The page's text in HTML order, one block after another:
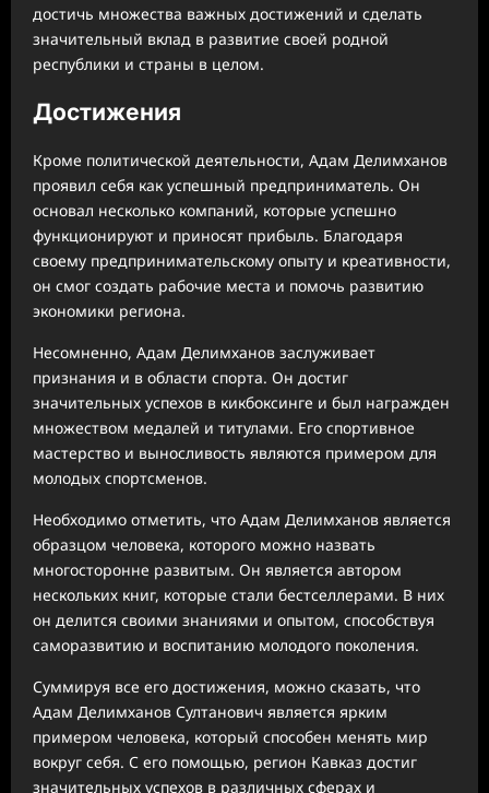
достичь множества важных достижений и сделать
значительный вклад в развитие своей родной
республики и страны в целом.
Достижения
Кроме политической деятельности, Адам Делимханов
проявил себя как успешный предприниматель. Он
основал несколько компаний, которые успешно
функционируют и приносят прибыль. Благодаря
своему предпринимательскому опыту и креативности,
он смог создать рабочие места и помочь развитию
экономики региона.
Несомненно, Адам Делимханов заслуживает
признания и в области спорта. Он достиг
значительных успехов в кикбоксинге и был награжден
множеством медалей и титулами. Его спортивное
мастерство и выносливость являются примером для
молодых спортсменов.
Необходимо отметить, что Адам Делимханов является
образцом человека, которого можно назвать
многосторонне развитым. Он является автором
нескольких книг, которые стали бестселлерами. В них
он делится своими знаниями и опытом, способствуя
саморазвитию и воспитанию молодого поколения.
Суммируя все его достижения, можно сказать, что
Адам Делимханов Султанович является ярким
примером человека, который способен менять мир
вокруг себя. С его помощью, регион Кавказ достиг
значительных успехов в различных сферах и